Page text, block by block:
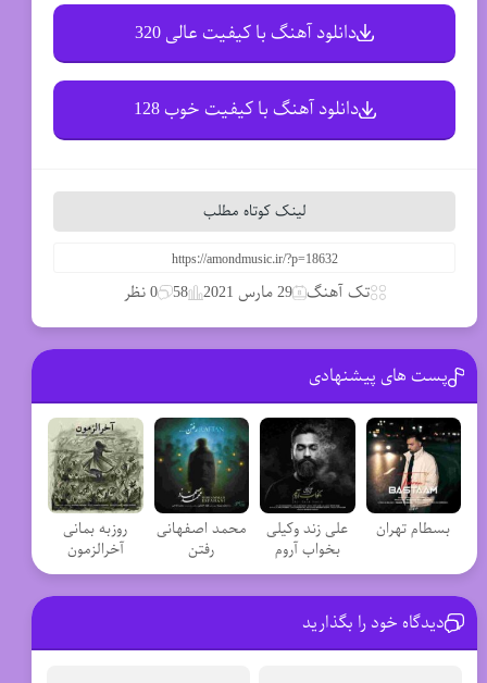
دانلود آهنگ با کیفیت عالی 320
دانلود آهنگ با کیفیت خوب 128
لینک کوتاه مطلب
تک آهنگ 29 مارس 2021 58 0 نظر
پست های پیشنهادی
بسطام تهران
علی زند وکیلی
بخواب آروم
محمد اصفهانی
رفتن
روزبه بمانی
آخرالزمون
دیدگاه خود را بگذارید